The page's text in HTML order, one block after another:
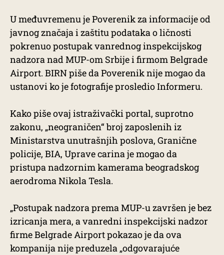
U međuvremenu je Poverenik za informacije od
javnog značaja i zaštitu podataka o ličnosti
pokrenuo postupak vanrednog inspekcijskog
nadzora nad MUP-om Srbije i firmom Belgrade
Airport. BIRN piše da Poverenik nije mogao da
ustanovi ko je fotografije prosledio Informeru.
Kako piše ovaj istraživački portal, suprotno
zakonu, „neograničen“ broj zaposlenih iz
Ministarstva unutrašnjih poslova, Granične
policije, BIA, Uprave carina je mogao da
pristupa nadzornim kamerama beogradskog
aerodroma Nikola Tesla.
„Postupak nadzora prema MUP-u završen je bez
izricanja mera, a vanredni inspekcijski nadzor
firme Belgrade Airport pokazao je da ova
kompanija nije preduzela „odgovarajuće